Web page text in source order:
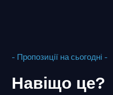
- Пропозиції на сьогодні -
Навіщо це?